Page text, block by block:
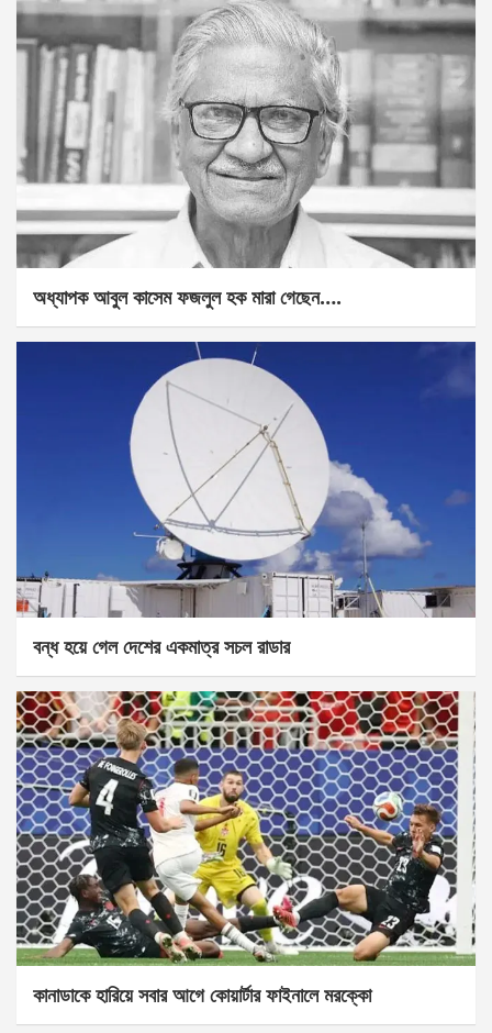
অধ্যাপক আবুল কাসেম ফজলুল হক মারা গেছেন….
বন্ধ হয়ে গেল দেশের একমাত্র সচল রাডার
কানাডাকে হারিয়ে সবার আগে কোয়ার্টার ফাইনালে মরক্কো